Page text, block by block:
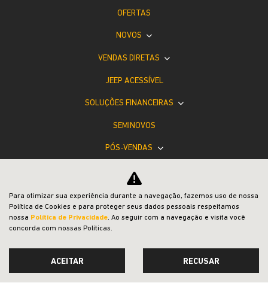
OFERTAS
NOVOS
VENDAS DIRETAS
JEEP ACESSÍVEL
SOLUÇÕES FINANCEIRAS
SEMINOVOS
PÓS-VENDAS
INSTITUCIONAL
BLOG
COMPARATIVO
Para otimizar sua experiência durante a navegação, fazemos uso de nossa
Política de Cookies e para proteger seus dados pessoais respeitamos
nossa Política de Privacidade. Ao seguir com a navegação e visita você
concorda com nossas Políticas.
ACEITAR RECUSAR